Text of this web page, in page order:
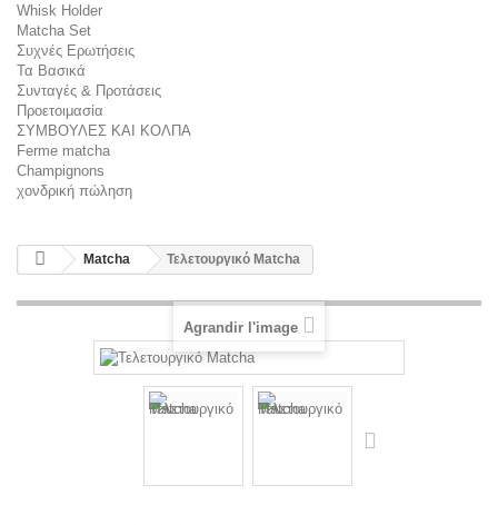
Whisk Holder
Matcha Set
Συχνές Ερωτήσεις
Τα Βασικά
Συνταγές & Προτάσεις
Προετοιμασία
ΣΥΜΒΟΥΛΕΣ ΚΑΙ ΚΟΛΠΑ
Ferme matcha
Champignons
χονδρική πώληση
Matcha Τελετουργικό Matcha
Agrandir l'image